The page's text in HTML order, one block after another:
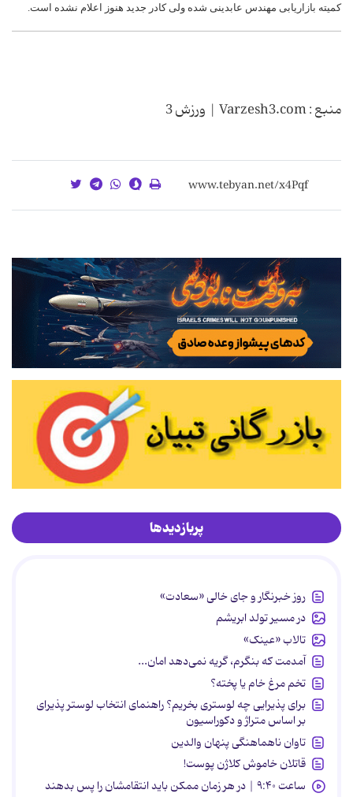
کمیته بازاریابی مهندس عابدینی شده ولی کادر جدید هنوز اعلام نشده است.
منبع : Varzesh3.com | ورزش 3
پربازدیدها
روز خبرنگار و جای خالی «سعادت»
در مسیر تولد ابریشم
تالاب «عینک»
آمدمت که بنگرم، گریه نمی‌دهد امان...
تخم مرغ خام یا پخته؟
برای پذیرایی چه لوستری بخریم؟ راهنمای انتخاب لوستر پذیرای
بر اساس متراژ و دکوراسیون
تاوان ناهماهنگی پنهان والدین
قاتلان خاموش کلاژن پوست!
ساعت ۹:۴۰ | در هر زمان ممکن باید انتقامشان را پس بدهند